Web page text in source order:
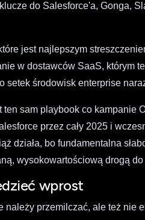
do Salesforce'a, Gonga,
jest najlepszym
w dostawców SaaS, którym
setek środowisk enterprise
ten sam playbook co kampanie
przez cały 2025 i
działa, bo fundamentalna
wysokowartościową drogą
wprost
należy przemilczać, ale też nie